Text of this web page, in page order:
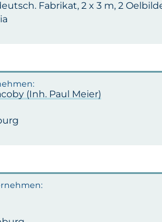
Fabrikat, 2 x 3 m, 2
(Inh. Paul Meier)